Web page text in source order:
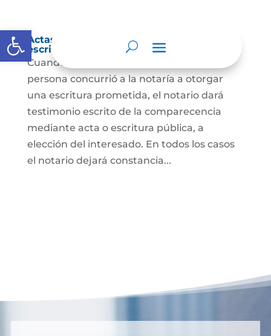
Abrir barra de herramientas
Actas de comparecencia para otorgar
escritura pública
Cuando se trate de comprobar que una
persona concurrió a la notaría a otorgar
una escritura prometida, el notario dará
testimonio escrito de la comparecencia
mediante acta o escritura pública, a
elección del interesado. En todos los casos
el notario dejará constancia...